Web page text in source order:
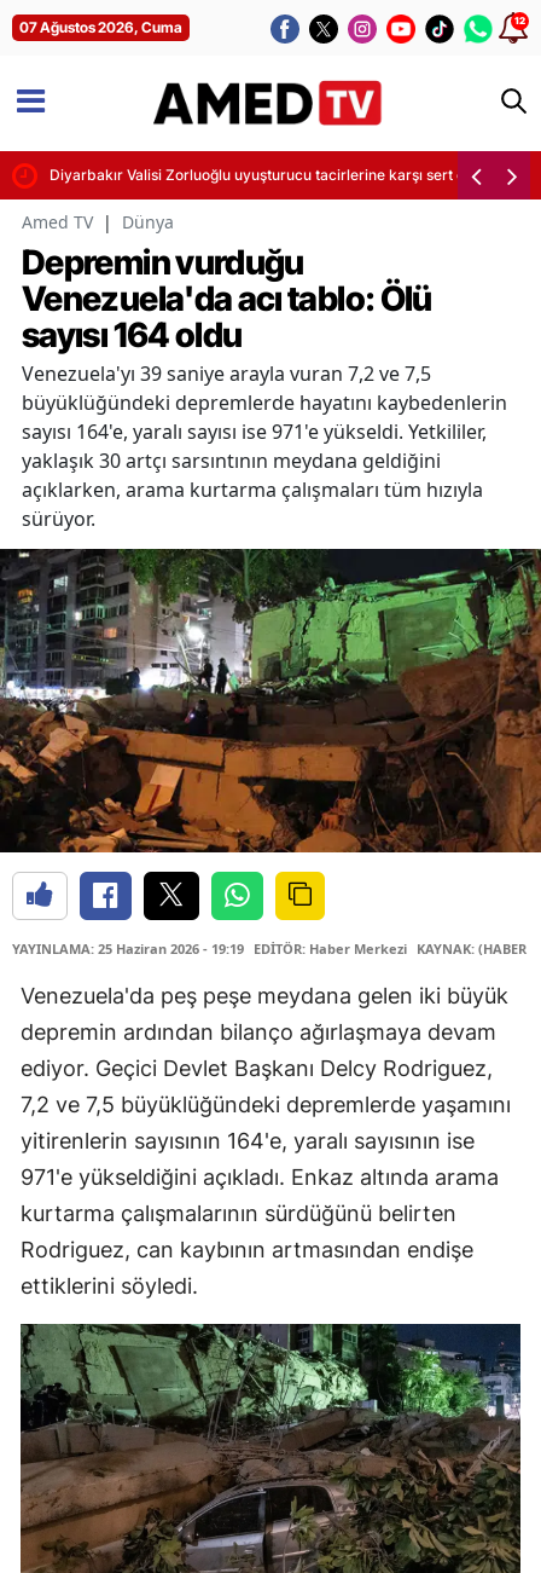
07 Ağustos 2026, Cuma 12
Diyarbakır Valisi Zorluoğlu uyuşturucu tacirlerine karşı sert önlemler
Amed TV | Dünya
Depremin vurduğu
Venezuela'da acı tablo: Ölü
sayısı 164 oldu
Venezuela'yı 39 saniye arayla vuran 7,2 ve 7,5
büyüklüğündeki depremlerde hayatını kaybedenlerin
sayısı 164'e, yaralı sayısı ise 971'e yükseldi. Yetkililer,
yaklaşık 30 artçı sarsıntının meydana geldiğini
açıklarken, arama kurtarma çalışmaları tüm hızıyla
sürüyor.
YAYINLAMA: 25 Haziran 2026 - 19:19 EDİTÖR: Haber Merkezi KAYNAK: (HABER
Venezuela'da peş peşe meydana gelen iki büyük
depremin ardından bilanço ağırlaşmaya devam
ediyor. Geçici Devlet Başkanı Delcy Rodriguez,
7,2 ve 7,5 büyüklüğündeki depremlerde yaşamını
yitirenlerin sayısının 164'e, yaralı sayısının ise
971'e yükseldiğini açıkladı. Enkaz altında arama
kurtarma çalışmalarının sürdüğünü belirten
Rodriguez, can kaybının artmasından endişe
ettiklerini söyledi.